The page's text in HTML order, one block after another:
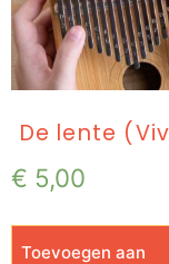
De lente
€ 5,00
Toevoegen aan